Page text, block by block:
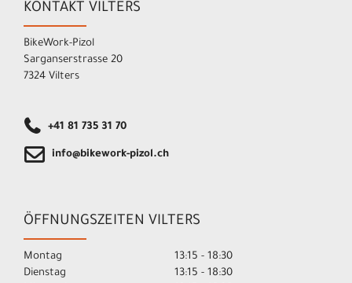
KONTAKT VILTERS
BikeWork-Pizol
Sarganserstrasse 20
7324 Vilters
+41 81 735 31 70
info@bikework-pizol.ch
ÖFFNUNGSZEITEN VILTERS
Montag
13:15 - 18:30
Dienstag
13:15 - 18:30